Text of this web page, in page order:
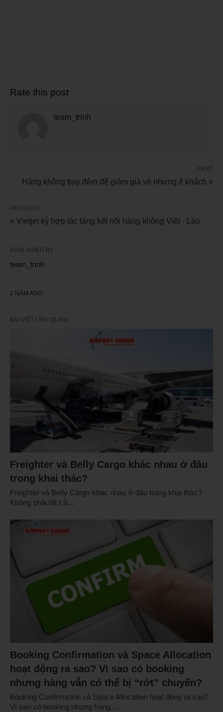
Rate this post
team_trinh
NEXT
Hàng không bay đêm để giảm giá vé nhưng ế khách »
PREVIOUS
« Vietjet ký hợp tác tăng kết nối hàng không Việt - Lào
PUBLISHED BY
team_trinh
2 NĂM AGO
BÀI VIẾT LIÊN QUAN
Freighter và Belly Cargo khác nhau ở đâu
trong khai thác?
Freighter và Belly Cargo khác nhau ở đâu trong khai thác?
Không phải tất cả…
Booking Confirmation và Space Allocation
hoạt động ra sao? Vì sao có booking
nhưng hàng vẫn có thể bị “rớt” chuyến?
Booking Confirmation và Space Allocation hoạt động ra sao?
Vì sao có booking nhưng hàng…